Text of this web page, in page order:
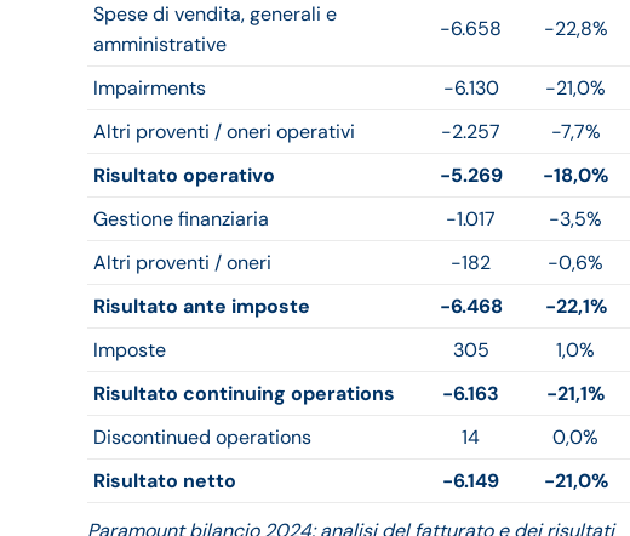
Spese di vendita, generali e
amministrative
-6.658 -22,8%
Impairments -6.130 -21,0%
Altri proventi / oneri operativi
-2.257 -7,7%
Risultato operativo
-5.269 -18,0%
Gestione finanziaria
-1.017 -3,5%
Altri proventi / oneri
-182 -0,6%
Risultato ante imposte
-6.468 -22,1%
Imposte
305 1,0%
Risultato continuing operations
-6.163 -21,1%
Discontinued operations
14 0,0%
Risultato netto
-6.149 -21,0%
Paramount bilancio 2024: analisi del fatturato e dei risultati